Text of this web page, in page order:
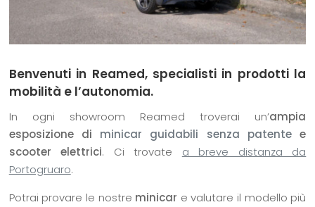
Benvenuti in Reamed, specialisti in prodotti la
mobilità e l’autonomia.
In ogni showroom Reamed troverai un’ampia
esposizione di minicar guidabili senza patente e
scooter elettrici. Ci trovate a breve distanza da
Portogruaro.
Potrai provare le nostre minicar e valutare il modello più